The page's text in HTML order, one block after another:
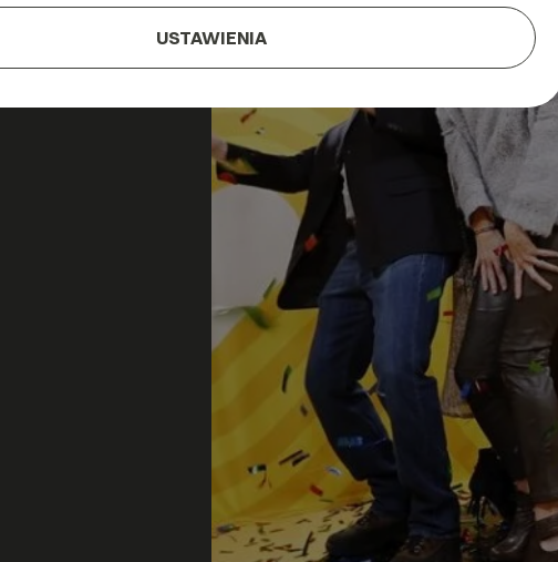
USTAWIENIA